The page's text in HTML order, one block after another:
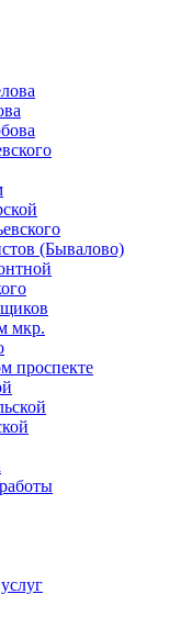
(Бывалово)
мкр.
проспекте